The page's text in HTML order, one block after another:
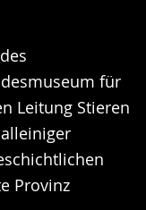
für
Leitung Stieren
Provinz